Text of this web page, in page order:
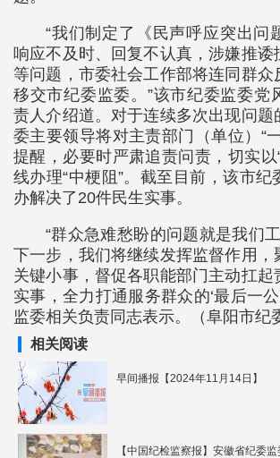
“我们制定了《民声呼应突出问
响应不及时、回复不认真，涉嫌推诿
等问题，市委社会工作部将连同群众
移交市纪委监委。”该市纪委监委党
责人介绍道。对于连续多次出现问题
委主要领导将对主责部门（单位）“
提醒，必要时严肃追责问责，切实以
线办理“中梗阻”。截至目前，该市纪
办解决了20件民生实事。
“群众急难愁盼的问题就是我们工
下一步，我们将继续发挥监督作用，
关键小事，督促各职能部门主动扛起
实事，全力打通服务群众的‘最后一
监委相关负责同志表示。（阜阳市纪
相关阅读
早间播报【2024年11月14日】
【中国纪检监察报】安徽省纪委监